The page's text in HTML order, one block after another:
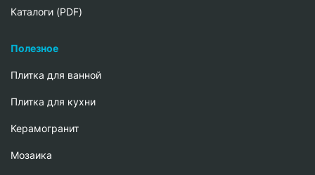
Каталоги (PDF)
Полезное
Плитка для ванной
Плитка для кухни
Керамогранит
Мозаика